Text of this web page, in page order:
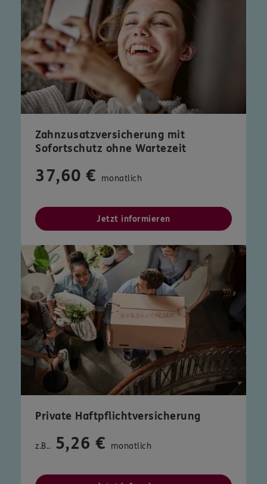
Zahnzusatzversicherung mit
Sofortschutz ohne Wartezeit
37,60 € monatlich
Jetzt informieren
Private Haftpflichtversicherung
z.B.. 5,26 € monatlich